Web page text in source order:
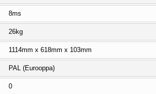
8ms
26kg
1114mm x 618mm x 103mm
PAL (Eurooppa)
0